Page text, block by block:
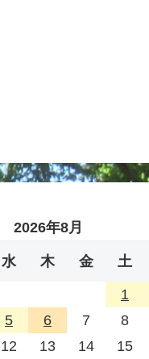
2026年8月
水 木 金 土
1
5 6 7 8
12 13 14 15